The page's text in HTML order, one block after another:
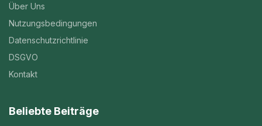
Über Uns
Nutzungsbedingungen
Datenschutzrichtlinie
DSGVO
Kontakt
Beliebte Beiträge